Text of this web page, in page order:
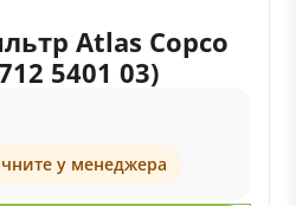
Atlas Copco
5401 03)
у менеджера